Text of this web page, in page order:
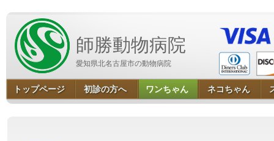
師勝動物病院
愛知県北名古屋市の動物病院
トップページ 初診の方へ ワンちゃん ネコちゃん